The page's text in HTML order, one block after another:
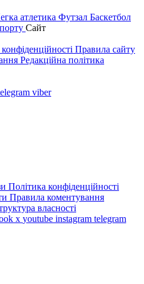
атлетика Футзал Баскетбол
Сайт
Правила сайту
Редакційна політика
viber
Політика конфіденційності
Правила коментування
власності
x youtube instagram telegram